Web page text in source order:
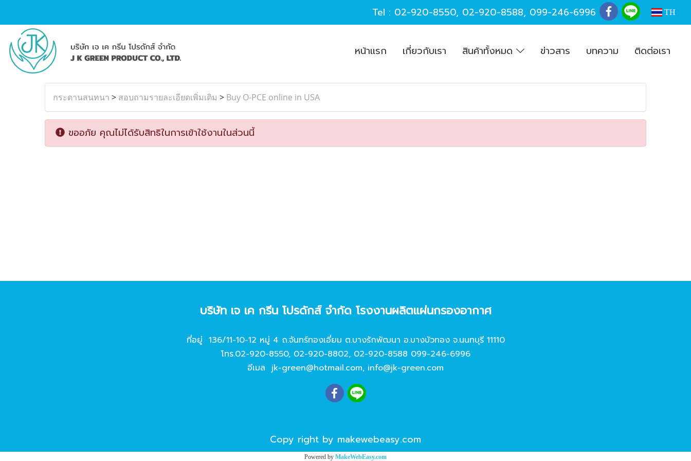
Tel : 02-920-8550, 02-920-8588, 099-246-6996 TH
หน้าแรก เกี่ยวกับเรา สินค้าทั้งหมด ข่าวสาร บทความ ติดต่อเรา
กระดานสนทนา > สอบถามรายละเอียดเพิ่มเติม > Buy O-PCE online in USA
ขออภัย คุณไม่ได้รับสิทธิในการเข้าใช้งานในส่วนนี้
บริษัท เจ เค กรีน โปรดักส์ จํากัด โรงงานผลิตแผ่นกรองอากาศ
ที่อยู่ 136/11-10-12 หมู่ 4 ถ.จันทร์ทองเอี่ยม ต.บางรักพัฒนา อ.บางบัวทอง จ.นนทบุรี 11110
โทร.02-920-8550, 02-920-8802, 02-920-8588 099-246-6996
อีเมล jk-green@hotmail.com, info@jk-green.com
Copy right by makewebeasy.com
Powered by MakeWebEasy.com